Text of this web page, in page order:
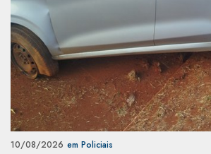
10/08/2026 em Policiais